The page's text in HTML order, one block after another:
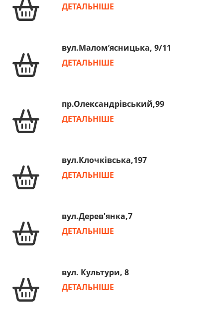
ДЕТАЛЬНІШЕ
вул.Малом’ясницька, 9/11
ДЕТАЛЬНІШЕ
пр.Олександрівський,99
ДЕТАЛЬНІШЕ
вул.Клочківська,197
ДЕТАЛЬНІШЕ
вул.Дерев'янка,7
ДЕТАЛЬНІШЕ
вул. Культури, 8
ДЕТАЛЬНІШЕ